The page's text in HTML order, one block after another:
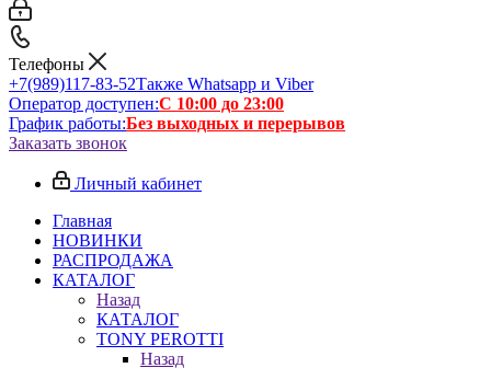
Телефоны
+7(989)117-83-52Также Whatsapp и Viber
Оператор доступен:С 10:00 до 23:00
График работы:Без выходных и перерывов
Заказать звонок
Личный кабинет
Главная
НОВИНКИ
РАСПРОДАЖА
КАТАЛОГ
Назад
КАТАЛОГ
TONY PEROTTI
Назад